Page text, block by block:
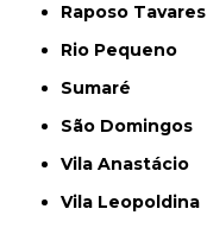
Raposo Tavares
Rio Pequeno
Sumaré
São Domingos
Vila Anastácio
Vila Leopoldina